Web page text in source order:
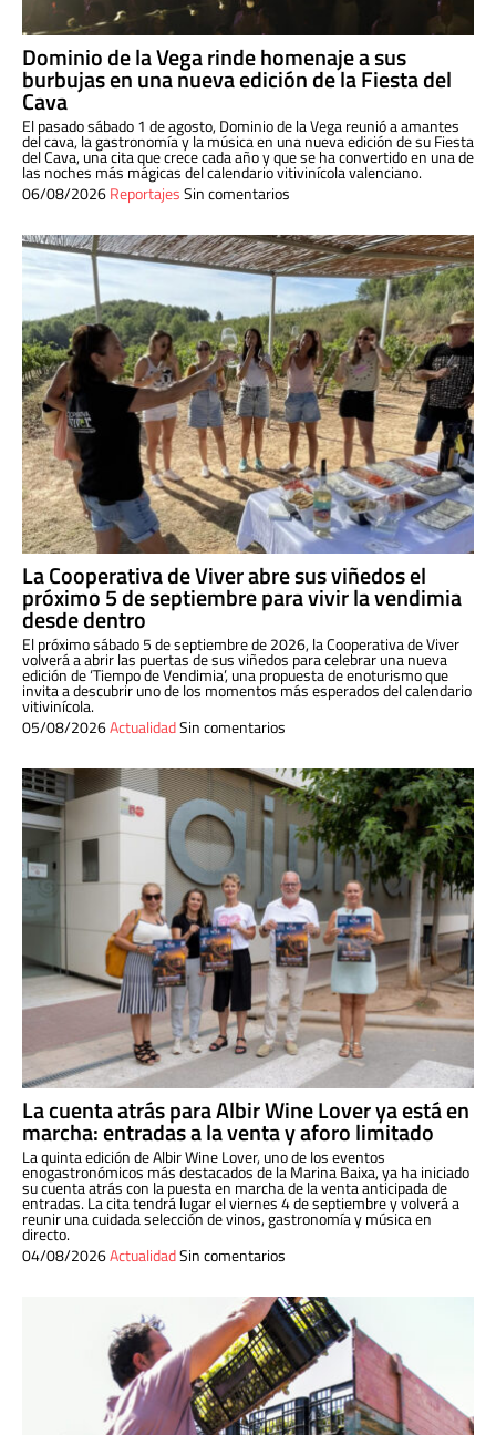
Dominio de la Vega rinde homenaje a sus
burbujas en una nueva edición de la Fiesta del
Cava
El pasado sábado 1 de agosto, Dominio de la Vega reunió a amantes
del cava, la gastronomía y la música en una nueva edición de su Fiesta
del Cava, una cita que crece cada año y que se ha convertido en una de
las noches más mágicas del calendario vitivinícola valenciano.
06/08/2026ReportajesSin comentarios
La Cooperativa de Viver abre sus viñedos el
próximo 5 de septiembre para vivir la vendimia
desde dentro
El próximo sábado 5 de septiembre de 2026, la Cooperativa de Viver
volverá a abrir las puertas de sus viñedos para celebrar una nueva
edición de ‘Tiempo de Vendimia’, una propuesta de enoturismo que
invita a descubrir uno de los momentos más esperados del calendario
vitivinícola.
05/08/2026ActualidadSin comentarios
La cuenta atrás para Albir Wine Lover ya está en
marcha: entradas a la venta y aforo limitado
La quinta edición de Albir Wine Lover, uno de los eventos
enogastronómicos más destacados de la Marina Baixa, ya ha iniciado
su cuenta atrás con la puesta en marcha de la venta anticipada de
entradas. La cita tendrá lugar el viernes 4 de septiembre y volverá a
reunir una cuidada selección de vinos, gastronomía y música en
directo.
04/08/2026ActualidadSin comentarios